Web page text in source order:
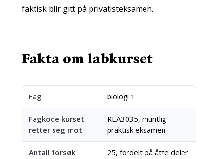
faktisk blir gitt på privatisteksamen.
Fakta om labkurset
Fag biologi 1
Fagkode kurset
retter seg mot
REA3035, muntlig-
praktisk eksamen
Antall forsøk 25, fordelt på åtte deler